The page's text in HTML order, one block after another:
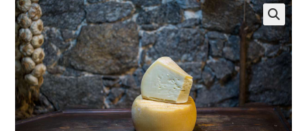
🔍